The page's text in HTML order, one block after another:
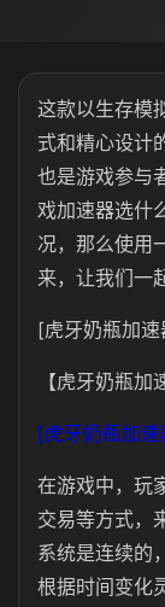
这款以生存模
式和精心设计
也是游戏参与
戏加速器选什
况，那么使用
来，让我们一
[虎牙奶瓶加速
【虎牙奶瓶
[虎牙奶瓶加速
在游戏中，玩
交易等方式，
系统是连续的
根据时间变化